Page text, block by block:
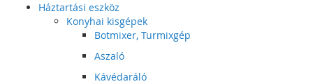
Háztartási eszköz
Konyhai kisgépek
Botmixer, Turmixgép
Aszaló
Kávédaráló